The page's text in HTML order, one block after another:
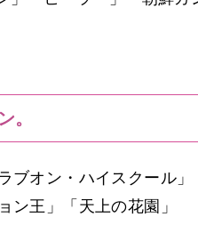
。
ブオン・ハイスクール」
ン王」「天上の花園」